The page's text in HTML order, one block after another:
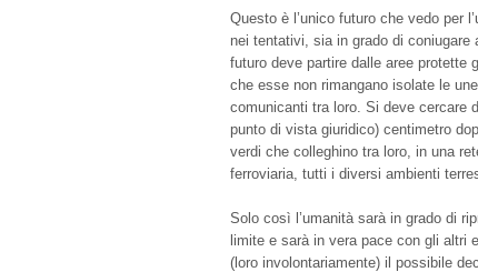
Questo è l’unico futuro che vedo per
nei tentativi, sia in grado di
futuro deve partire dalle aree protette
che esse non rimangano isolate le
comunicanti tra loro. Si deve cercare
punto di vista giuridico) centimetro
verdi che colleghino tra loro, in una
ferroviaria, tutti i diversi ambienti
Solo così l’umanità sarà in grado di
limite e sarà in vera pace con gli altri
(loro involontariamente) il possibile